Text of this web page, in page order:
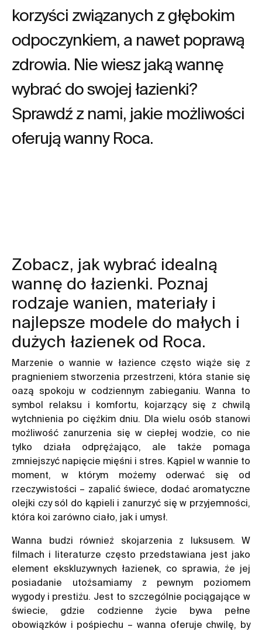
korzyści związanych z głębokim
odpoczynkiem, a nawet poprawą
zdrowia. Nie wiesz jaką wannę
wybrać do swojej łazienki?
Sprawdź z nami, jakie możliwości
oferująwanny Roca.
Zobacz, jak wybrać idealną
wannę do łazienki. Poznaj
rodzaje wanien, materiały i
najlepsze modele do małych i
dużych łazienek od Roca.
Marzenie o wannie w łazience często wiąże się z
pragnieniem stworzenia przestrzeni, która stanie się
oazą spokoju w codziennym zabieganiu. Wanna to
symbol relaksu i komfortu, kojarzący się z chwilą
wytchnienia po ciężkim dniu. Dla wielu osób stanowi
możliwość zanurzenia się w ciepłej wodzie, co nie
tylko działa odprężająco, ale także pomaga
zmniejszyć napięcie mięśni i stres. Kąpiel w wannie to
moment, w którym możemy oderwać się od
rzeczywistości – zapalić świece, dodać aromatyczne
olejki czy sól do kąpieli i zanurzyć się w przyjemności,
która koi zarówno ciało, jak i umysł.
Wanna budzi również skojarzenia z luksusem. W
filmach i literaturze często przedstawiana jest jako
element ekskluzywnych łazienek, co sprawia, że jej
posiadanie utożsamiamy z pewnym poziomem
wygody i prestiżu. Jest to szczególnie pociągające w
świecie, gdzie codzienne życie bywa pełne
obowiązków i pośpiechu – wanna oferuje chwilę, by